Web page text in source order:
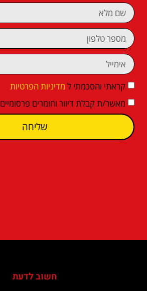
קראתי והסכמתי ל מדיניות הפרטיות
מאשר/ת קבלת דיוור וחומרים פרסומיים
שליחה
חשוב לדעת